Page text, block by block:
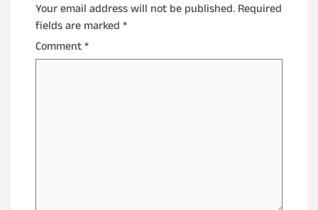
Your email address will not be published. Required
fields are marked *
Comment*